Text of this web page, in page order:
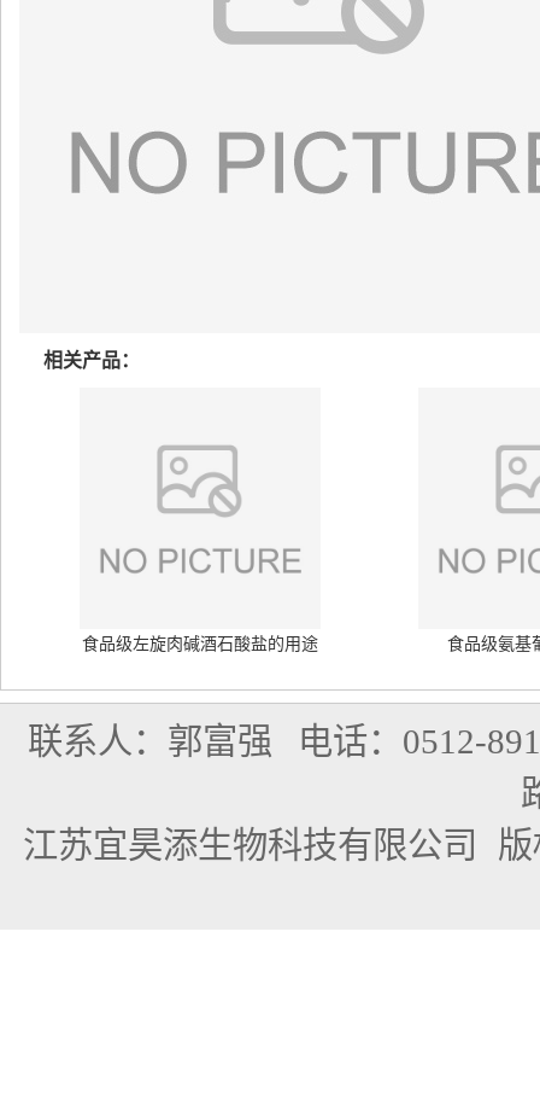
相关产品：
食品级左旋肉碱酒石酸盐的用途 食品级氨基
联系人：郭富强 电话：0512-
江苏宜昊添生物科技有限公司